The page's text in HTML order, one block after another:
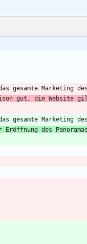
gesamte Marketing
gut, die Website
gesamte Marketing
Eröffnung des